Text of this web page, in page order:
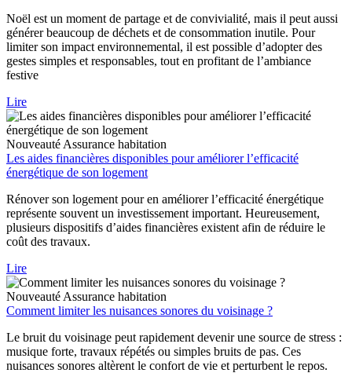
Noël est un moment de partage et de convivialité, mais il peut aussi
générer beaucoup de déchets et de consommation inutile. Pour
limiter son impact environnemental, il est possible d’adopter des
gestes simples et responsables, tout en profitant de l’ambiance
festive
Lire
Nouveauté Assurance habitation
Les aides financières disponibles pour améliorer l’efficacité
énergétique de son logement
Rénover son logement pour en améliorer l’efficacité énergétique
représente souvent un investissement important. Heureusement,
plusieurs dispositifs d’aides financières existent afin de réduire le
coût des travaux.
Lire
Nouveauté Assurance habitation
Comment limiter les nuisances sonores du voisinage ?
Le bruit du voisinage peut rapidement devenir une source de stress :
musique forte, travaux répétés ou simples bruits de pas. Ces
nuisances sonores altèrent le confort de vie et perturbent le repos.